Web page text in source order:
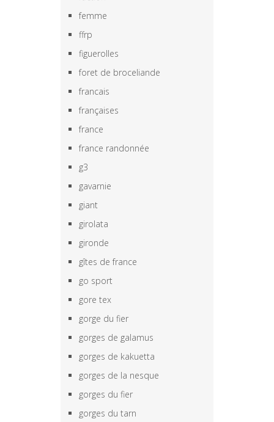
femme
ffrp
figuerolles
foret de broceliande
francais
françaises
france
france randonnée
g3
gavarnie
giant
girolata
gironde
gîtes de france
go sport
gore tex
gorge du fier
gorges de galamus
gorges de kakuetta
gorges de la nesque
gorges du fier
gorges du tarn